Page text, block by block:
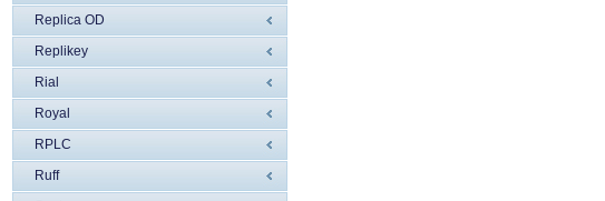
Replica OD
Replikey
Rial
Royal
RPLC
Ruff